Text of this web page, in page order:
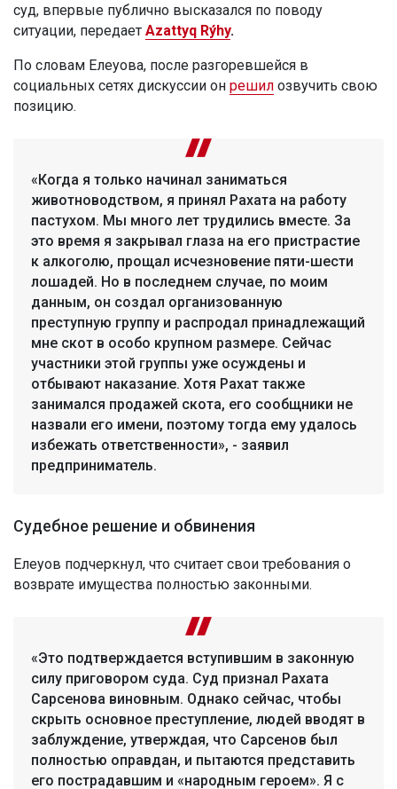
суд, впервые публично высказался по поводу
ситуации, передает Azattyq Rýhy.
По словам Елеуова, после разгоревшейся в
социальных сетях дискуссии он решил озвучить свою
позицию.
«Когда я только начинал заниматься
животноводством, я принял Рахата на работу
пастухом. Мы много лет трудились вместе. За
это время я закрывал глаза на его пристрастие
к алкоголю, прощал исчезновение пяти-шести
лошадей. Но в последнем случае, по моим
данным, он создал организованную
преступную группу и распродал принадлежащий
мне скот в особо крупном размере. Сейчас
участники этой группы уже осуждены и
отбывают наказание. Хотя Рахат также
занимался продажей скота, его сообщники не
назвали его имени, поэтому тогда ему удалось
избежать ответственности», - заявил
предприниматель.
Судебное решение и обвинения
Елеуов подчеркнул, что считает свои требования о
возврате имущества полностью законными.
«Это подтверждается вступившим в законную
силу приговором суда. Суд признал Рахата
Сарсенова виновным. Однако сейчас, чтобы
скрыть основное преступление, людей вводят в
заблуждение, утверждая, что Сарсенов был
полностью оправдан, и пытаются представить
его пострадавшим и «народным героем». Я с